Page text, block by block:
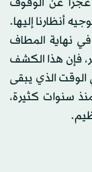
أنظارنا إليها.
نهاية المطاف
فإن هذا الكشف
الذي يبقى
سنوات كثيرة،